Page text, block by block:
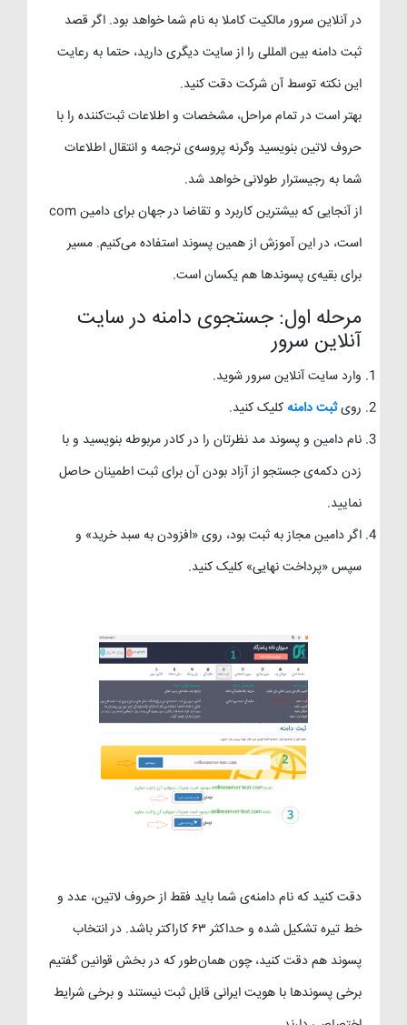
در آنلاین سرور مالکیت کاملا به نام شما خواهد بود. اگر قصد
ثبت دامنه بین المللی را از سایت دیگری دارید، حتما به رعایت
این نکته توسط آن شرکت دقت کنید.
بهتر است در تمام مراحل، مشخصات و اطلاعات ثبت‌کننده را با
حروف لاتین بنویسید وگرنه پروسه‌ی ترجمه و انتقال اطلاعات
شما به رجیسترار طولانی خواهد شد.
از آنجایی که بیشترین کاربرد و تقاضا در جهان برای دامین com
است، در این آموزش از همین پسوند استفاده می‌کنیم. مسیر
برای بقیه‌ی پسوندها هم یکسان است.
مرحله اول: جستجوی دامنه در سایت
آنلاین سرور
وارد سایت آنلاین سرور شوید.
رویثبت دامنه کلیک کنید.
نام دامین و پسوند مد نظرتان را در کادر مربوطه بنویسید و با
زدن دکمه‌ی جستجو از آزاد بودن آن برای ثبت اطمینان حاصل
نمایید.
اگر دامین مجاز به ثبت بود، روی «افزودن به سبد خرید» و
سپس «پرداخت نهایی» کلیک کنید.
دقت کنید که نام دامنه‌ی شما باید فقط از حروف لاتین، عدد و
خط تیره تشکیل شده و حداکثر ۶۳ کاراکتر باشد. در انتخاب
پسوند هم دقت کنید، چون همان‌طور که در بخش قوانین گفتیم
برخی پسوندها با هویت ایرانی قابل ثبت نیستند و برخی شرایط